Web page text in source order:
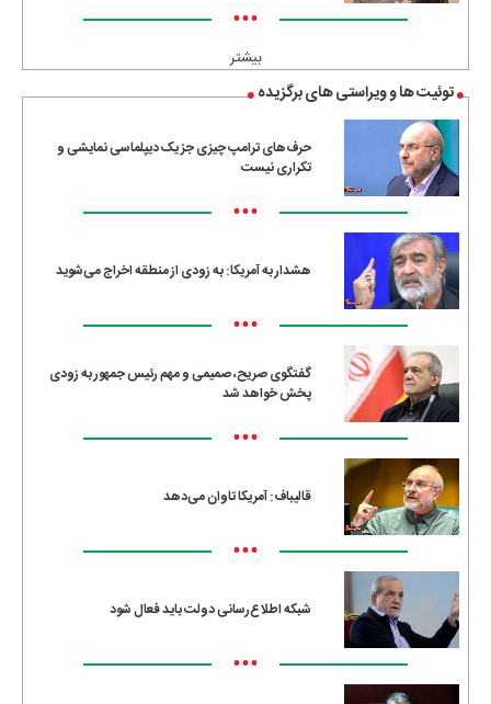
•••
بیشتر
توئیت ها و ویراستی های برگزیده
حرف‌های ترامپ چیزی جز یک دیپلماسی نمایشی و
تکراری نیست
•••
هشدار به آمریکا: به زودی از منطقه اخراج می‌شوید
•••
گفتگوی صریح، صمیمی و مهم رئیس جمهور به زودی
پخش خواهد شد
•••
قالیباف: آمریکا تاوان می‌دهد
•••
شبکه اطلاع‌رسانی دولت باید فعال شود
•••